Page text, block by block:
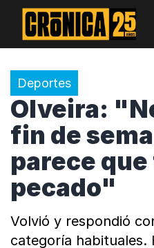
Deportes
Olveira:
fin de
parece
pecado"
Volvió y respondió
categoría habituales.